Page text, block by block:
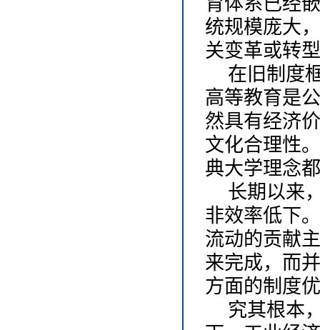
统规模庞大
关变革或转型
在旧制度
高等教育是
然具有经济
文化合理性
典大学理念
长期以来
非效率低下
流动的贡献
来完成，而
方面的制度
究其根本